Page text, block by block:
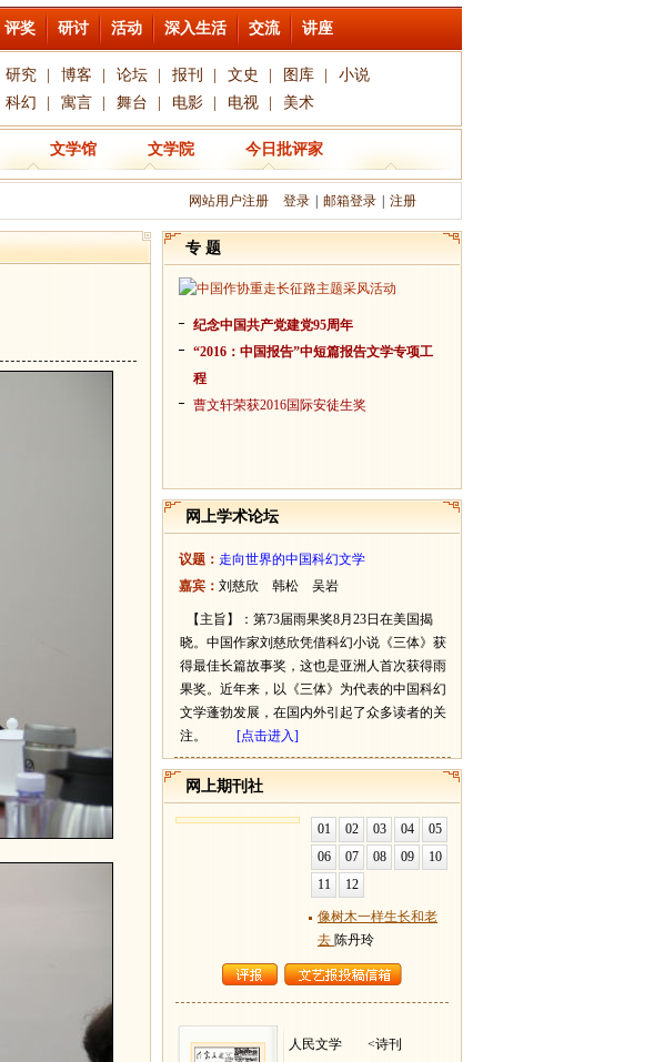
评奖 研讨 活动 深入生活 交流 讲座
研究 博客 论坛 报刊 文史 图库
小说
科幻 寓言 舞台 电影 电视 美术
文学馆 文学院 今日批评家
网站用户注册 登录 邮箱登录 注册
专 题
纪念中国共产党建党95周年
“2016：中国报告”中短篇报告文学专项工
程
曹文轩荣获2016国际安徒生奖
网上学术论坛
议题： 走向世界的中国科幻文学
嘉宾： 刘慈欣 韩松 吴岩
【主旨】：第73届雨果奖8月23日在美国揭
晓。中国作家刘慈欣凭借科幻小说《三体》获
得最佳长篇故事奖，这也是亚洲人首次获得雨
果奖。近年来，以《三体》为代表的中国科幻
文学蓬勃发展，在国内外引起了众多读者的关
注。
[点击进入]
网上期刊社
01 02 03 04
05
06
07 08 09
10
11
12
像树木一样生长和老
去 陈丹玲
人民文学
<诗刊